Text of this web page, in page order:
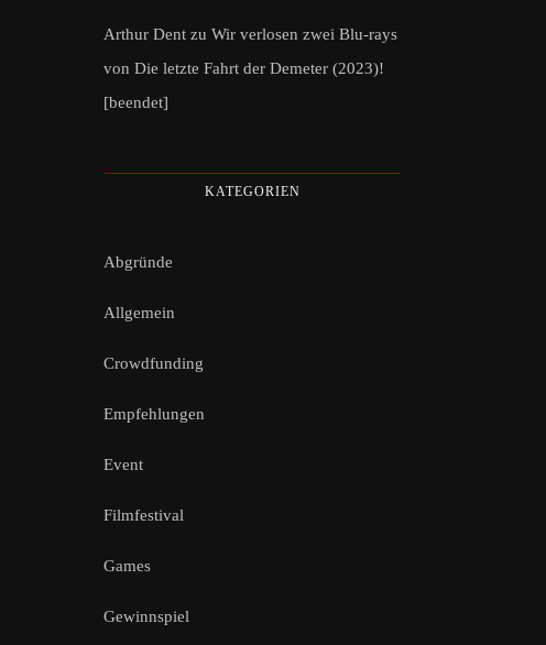
Arthur Dent zu Wir verlosen zwei Blu-rays
von Die letzte Fahrt der Demeter (2023)!
[beendet]
KATEGORIEN
Abgründe
Allgemein
Crowdfunding
Empfehlungen
Event
Filmfestival
Games
Gewinnspiel